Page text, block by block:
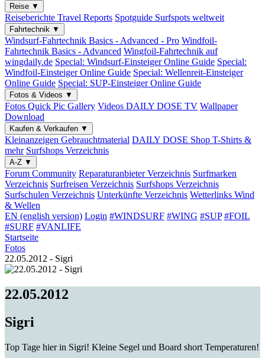
Reise ▼
Reiseberichte Travel Reports Spotguide Surfspots weltweit
Fahrtechnik ▼
Windsurf-Fahrtechnik Basics - Advanced - Pro Windfoil-
Fahrtechnik Basics - Advanced Wingfoil-Fahrtechnik auf
wingdaily.de Special: Windsurf-EinsteigerOnline Guide Special:
Windfoil-EinsteigerOnline Guide Special: Wellenreit-Einsteiger
Online Guide Special: SUP-EinsteigerOnline Guide
Fotos & Videos ▼
Fotos Quick Pic Gallery Videos DAILY DOSE TV Wallpaper
Download
Kaufen & Verkaufen ▼
Kleinanzeigen Gebrauchtmaterial DAILY DOSE Shop T-Shirts &
mehr Surfshops Verzeichnis
A-Z ▼
Forum Community ReparaturanbieterVerzeichnis Surfmarken
Verzeichnis Surfreisen Verzeichnis Surfshops Verzeichnis
Surfschulen Verzeichnis Unterkünfte Verzeichnis Wetterlinks Wind
& Wellen
EN (english version) Login #WINDSURF #WING #SUP #FOIL
#SURF #VANLIFE
Startseite
Fotos
22.05.2012 - Sigri
22.05.2012
Sigri
Top Tage hier in Sigri! Kleine Segel und Board short Temperaturen!